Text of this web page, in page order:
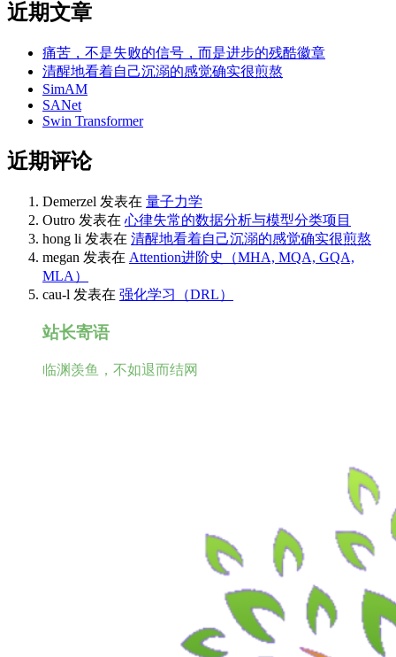
近期文章
痛苦，不是失败的信号，而是进步的残酷徽章
清醒地看着自己沉溺的感觉确实很煎熬
SimAM
SANet
Swin Transformer
近期评论
Demerzel 发表在 量子力学
Outro 发表在 心律失常的数据分析与模型分类项目
hong li 发表在 清醒地看着自己沉溺的感觉确实很煎熬
megan 发表在 Attention进阶史（MHA, MQA, GQA,
MLA）
cau-l 发表在 强化学习（DRL）
站长寄语
临渊羡鱼，不如退而结网